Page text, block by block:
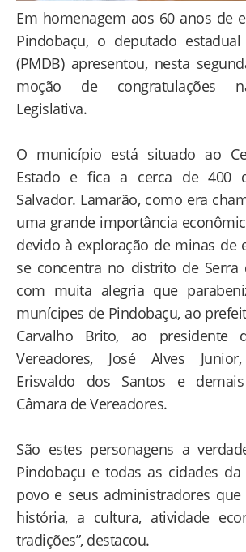
Em homenagem aos 60 anos de
Pindobaçu, o deputado estadual
(PMDB) apresentou, nesta
moção de congratulações
Legislativa.
O município está situado ao
Estado e fica a cerca de 400
Salvador. Lamarão, como era
uma grande importância
devido à exploração de minas de
se concentra no distrito de Serra
com muita alegria que
munícipes de Pindobaçu, ao
Carvalho Brito, ao presidente
Vereadores, José Alves
Erisvaldo dos Santos e
Câmara de Vereadores.
São estes personagens a
Pindobaçu e todas as cidades
povo e seus administradores
história, a cultura, atividade
tradições”, destacou.